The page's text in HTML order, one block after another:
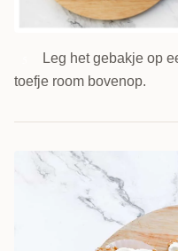
Leg het gebakje op
toefje room bovenop.